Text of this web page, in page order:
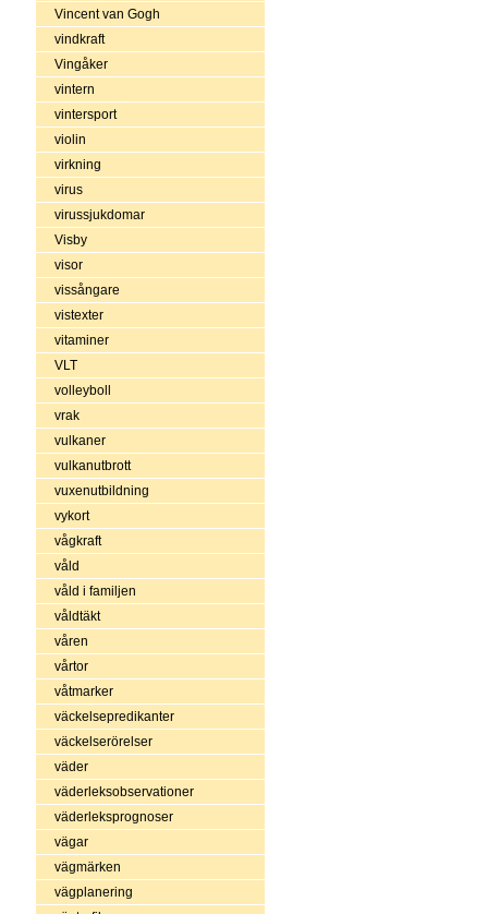
Vincent van Gogh
vindkraft
Vingåker
vintern
vintersport
violin
virkning
virus
virussjukdomar
Visby
visor
vissångare
vistexter
vitaminer
VLT
volleyboll
vrak
vulkaner
vulkanutbrott
vuxenutbildning
vykort
vågkraft
våld
våld i familjen
våldtäkt
våren
vårtor
våtmarker
väckelsepredikanter
väckelserörelser
väder
väderleksobservationer
väderleksprognoser
vägar
vägmärken
vägplanering